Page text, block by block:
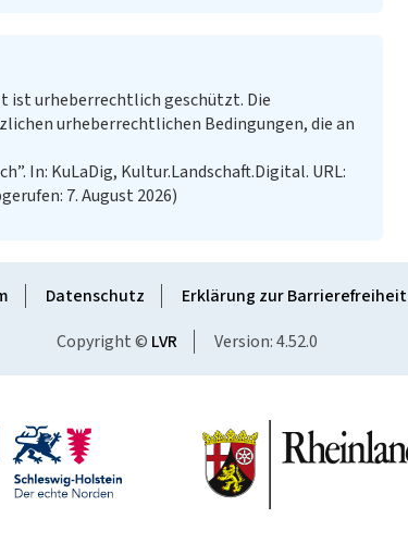
ist urheberrechtlich geschützt. Die
urheberrechtlichen Bedingungen, die an
In: KuLaDig, Kultur.Landschaft.Digital. URL:
7. August 2026)
Datenschutz Erklärung zur Barrierefreiheit
Copyright © LVR Version: 4.52.0